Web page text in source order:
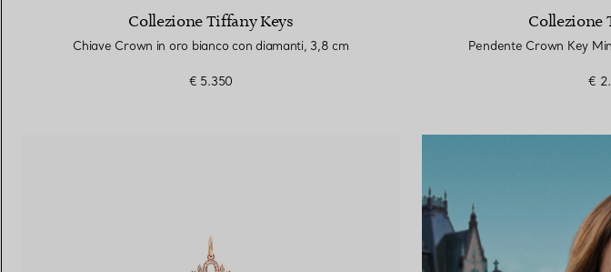
Collezione Tiffany Keys
Chiave Crown in oro bianco con diamanti, 3,8 cm
€ 5.350
Collezione
Pendente Crown Key
€